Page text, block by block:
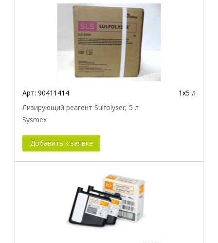
Арт: 90411414
1х5 л
Лизирующий реагент Sulfolyser, 5 л
Sysmex
Добавить к заявке